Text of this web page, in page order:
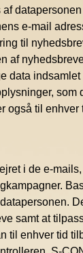
e-mail
til
af
til
i de e-
samt at
til enhver tid